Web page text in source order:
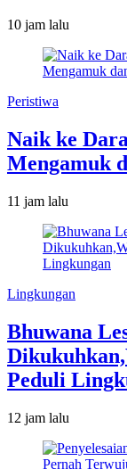
10 jam lalu
Peristiwa
Naik ke
Mengamuk
11 jam lalu
Lingkungan
Bhuwana
Peduli
12 jam lalu